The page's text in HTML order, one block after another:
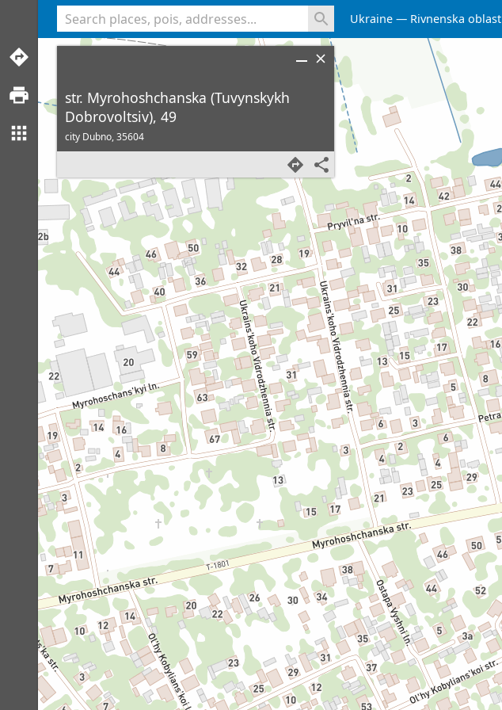
Ukraine Rivnenska oblast
str. Myrohoshchanska (Tuvynskykh
Dobrovoltsiv), 49
city Dubno,35604
<% console.log(hcard) %>